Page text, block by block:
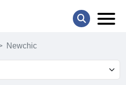
Newchic